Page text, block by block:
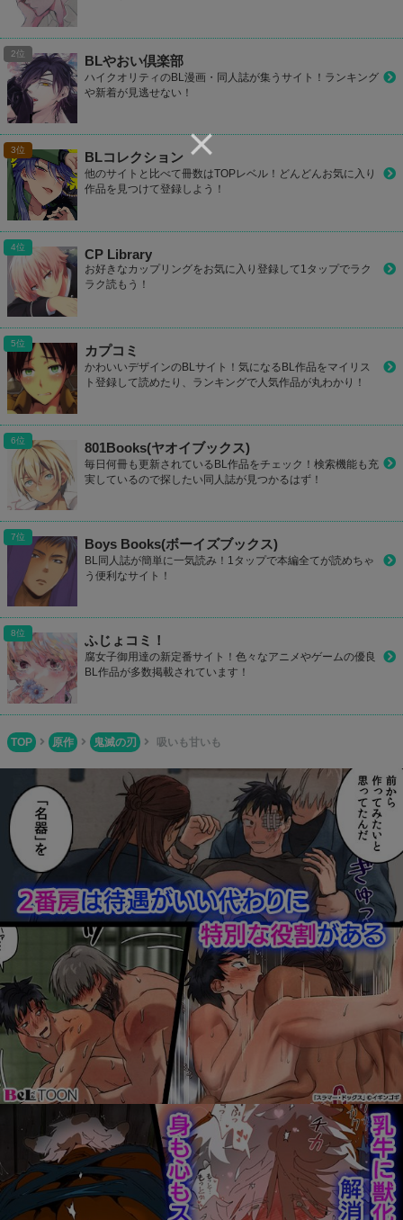
BLやおい倶楽部
ハイクオリティのBL漫画・同人誌が集うサイト！ランキング
や新着が見逃せない！
BLコレクション
他のサイトと比べて冊数はTOPレベル！どんどんお気に入り
作品を見つけて登録しよう！
CP Library
お好きなカップリングをお気に入り登録して1タップでラク
ラク読もう！
カプコミ
かわいいデザインのBLサイト！気になるBL作品をマイリス
ト登録して読めたり、ランキングで人気作品が丸わかり！
801Books(ヤオイブックス)
毎日何冊も更新されているBL作品をチェック！検索機能も充
実しているので探したい同人誌が見つかるはず！
Boys Books(ボーイズブックス)
BL同人誌が簡単に一気読み！1タップで本編全てが読めちゃ
う便利なサイト！
ふじょコミ！
腐女子御用達の新定番サイト！色々なアニメやゲームの優良
BL作品が多数掲載されています！
TOP 原作 鬼滅の刃 吸いも甘いも